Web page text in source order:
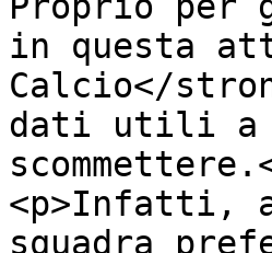
in questa
Calcio</
dati utili a
<p>Infatti,
squadra